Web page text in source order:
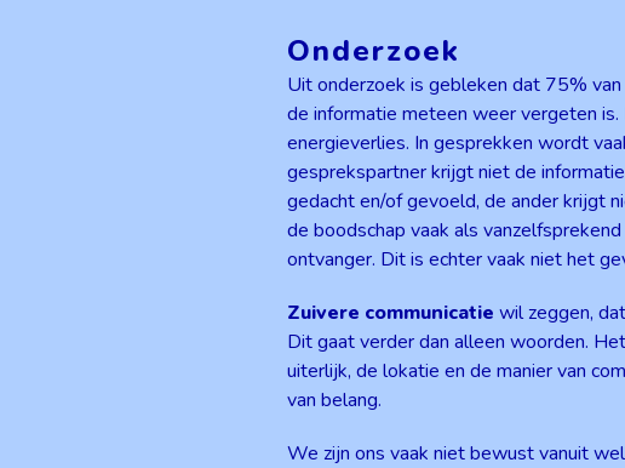
Onderzoek
Uit onderzoek is gebleken dat 75%
de informatie meteen weer vergeten
energieverlies. In gesprekken wordt
gesprekspartner krijgt niet de
gedacht en/of gevoeld, de ander krijgt
de boodschap vaak als
ontvanger. Dit is echter vaak niet het
Zuivere communicatie wil zeggen,
Dit gaat verder dan alleen woorden.
uiterlijk, de lokatie en de manier van
van belang.
We zijn ons vaak niet bewust vanuit